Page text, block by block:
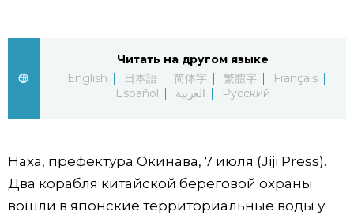
العربية
Фото/Видео
Разделы
Читать на другом языке
English
日本語 简体字 繁體字
Français
Español
العربية Русский
Наха, префектура Окинава, 7 июля (Jiji Press).
Два корабля китайской береговой охраны
вошли в японские территориальные воды у